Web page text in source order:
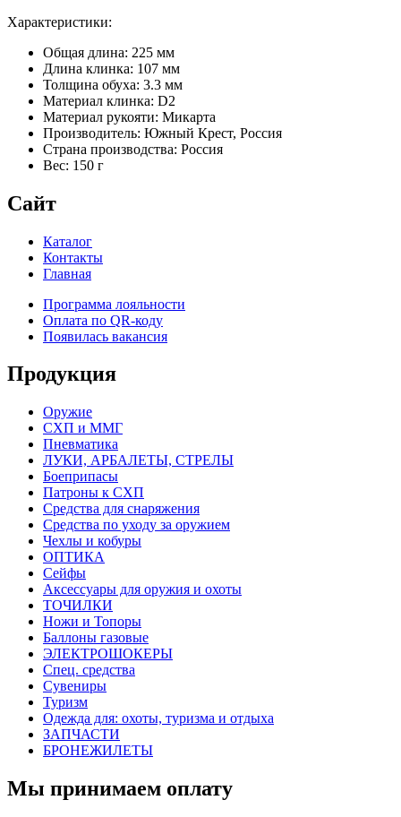
Характеристики:
Общая длина: 225 мм
Длина клинка: 107 мм
Толщина обуха: 3.3 мм
Материал клинка: D2
Материал рукояти: Микарта
Производитель: Южный Крест, Россия
Страна производства: Россия
Вес: 150 г
Сайт
Каталог
Контакты
Главная
Программа лояльности
Оплата по QR-коду
Появилась вакансия
Продукция
Оружие
СХП и ММГ
Пневматика
ЛУКИ, АРБАЛЕТЫ, СТРЕЛЫ
Боеприпасы
Патроны к СХП
Средства для снаряжения
Средства по уходу за оружием
Чехлы и кобуры
ОПТИКА
Сейфы
Аксессуары для оружия и охоты
ТОЧИЛКИ
Ножи и Топоры
Баллоны газовые
ЭЛЕКТРОШОКЕРЫ
Спец. средства
Сувениры
Туризм
Одежда для: охоты, туризма и отдыха
ЗАПЧАСТИ
БРОНЕЖИЛЕТЫ
Мы принимаем оплату